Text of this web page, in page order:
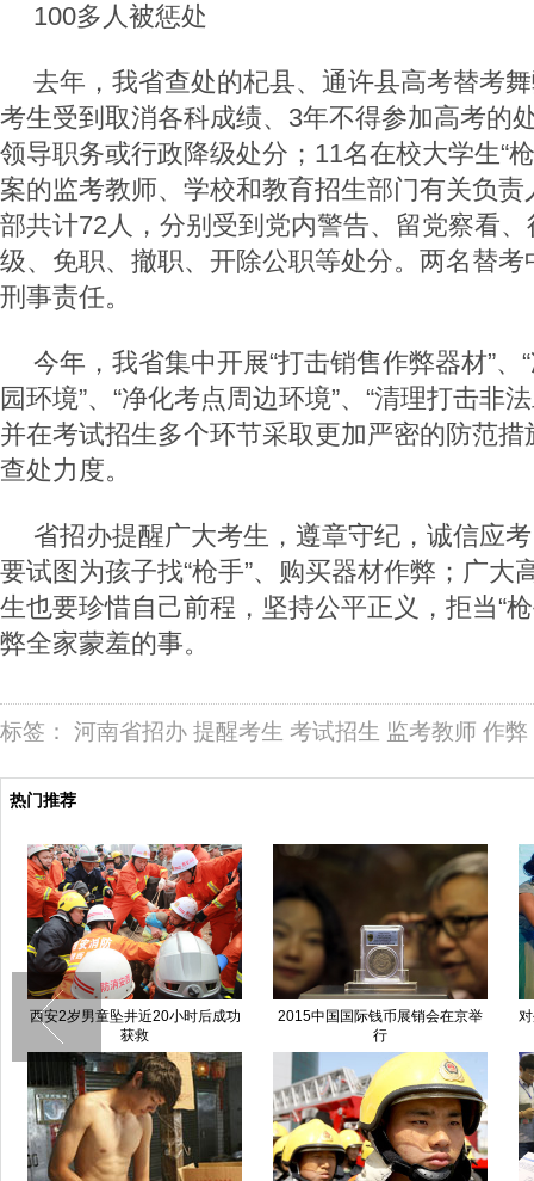
100多人被惩处
去年，我省查处的杞县、通许县高考替考
考生受到取消各科成绩、3年不得参加高考的
领导职务或行政降级处分；11名在校大学生“
案的监考教师、学校和教育招生部门有关负
部共计72人，分别受到党内警告、留党察看
级、免职、撤职、开除公职等处分。两名替
刑事责任。
今年，我省集中开展“打击销售作弊器材”、
园环境”、“净化考点周边环境”、“清理打击非
并在考试招生多个环节采取更加严密的防范
查处力度。
省招办提醒广大考生，遵章守纪，诚信应
要试图为孩子找“枪手”、购买器材作弊；广大
生也要珍惜自己前程，坚持公平正义，拒当“
弊全家蒙羞的事。
标签： 河南省招办 提醒考生 考试招生 监考教师 作弊
热门推荐
西安2岁男童坠井近20小时后成功
获救
2015中国国际钱币展销会在京举
行